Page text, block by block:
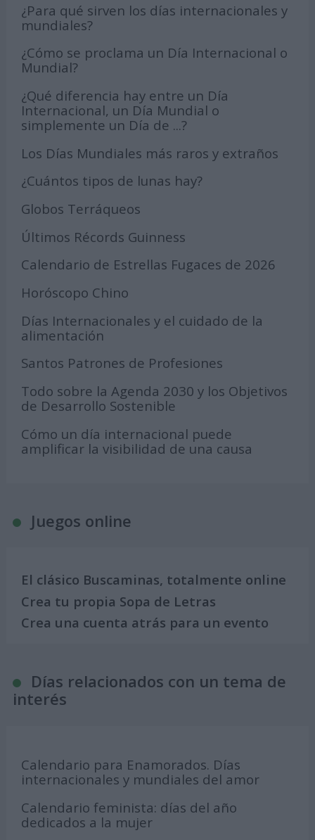
¿Para qué sirven los días internacionales y
mundiales?
¿Cómo se proclama un Día Internacional o
Mundial?
¿Qué diferencia hay entre un Día
Internacional, un Día Mundial o
simplemente un Día de ...?
Los Días Mundiales más raros y extraños
¿Cuántos tipos de lunas hay?
Globos Terráqueos
Últimos Récords Guinness
Calendario de Estrellas Fugaces de 2026
Horóscopo Chino
Días Internacionales y el cuidado de la
alimentación
Santos Patrones de Profesiones
Todo sobre la Agenda 2030 y los Objetivos
de Desarrollo Sostenible
Cómo un día internacional puede
amplificar la visibilidad de una causa
Juegos online
El clásico Buscaminas, totalmente online
Crea tu propia Sopa de Letras
Crea una cuenta atrás para un evento
Días relacionados con un tema de
interés
Calendario para Enamorados. Días
internacionales y mundiales del amor
Calendario feminista: días del año
dedicados a la mujer